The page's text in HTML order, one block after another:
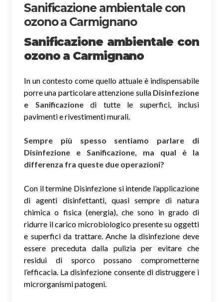
Sanificazione ambientale con
ozono a Carmignano
Sanificazione ambientale con
ozonoa Carmignano
In un contesto come quello attuale è indispensabile
porre una particolare attenzione sulla Disinfezione
e Sanificazionedi tutte le superfici, inclusi
pavimenti e rivestimenti murali.
Sempre più spesso sentiamo parlare di
Disinfezione e Sanificazione, ma qual è la
differenza fra queste due operazioni?
Con il termine Disinfezione si intende l’applicazione
di agenti disinfettanti, quasi sempre di natura
chimica o fisica (energia), che sono in grado di
ridurre il carico microbiologico presente su oggetti
e superfici da trattare. Anche la disinfezione deve
essere preceduta dalla pulizia per evitare che
residui di sporco possano comprometterne
l’efficacia. La disinfezione consente di distruggere i
microrganismi patogeni.